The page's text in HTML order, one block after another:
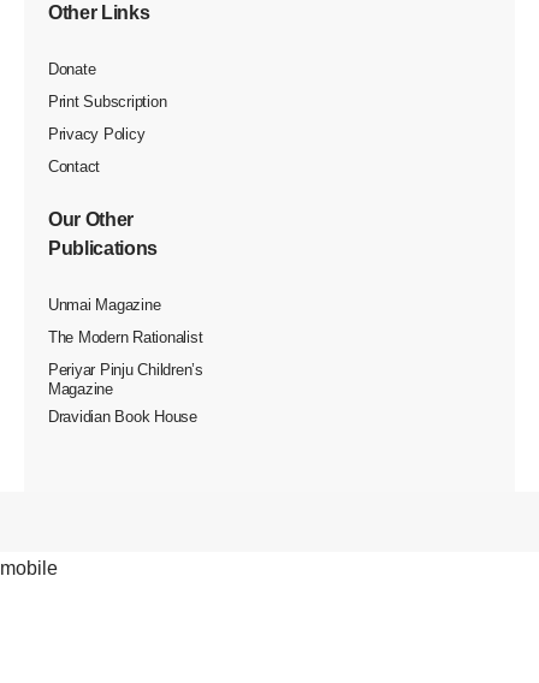
Other Links
Donate
Print Subscription
Privacy Policy
Contact
Our Other
Publications
Unmai Magazine
The Modern Rationalist
Periyar Pinju Children’s
Magazine
Dravidian Book House